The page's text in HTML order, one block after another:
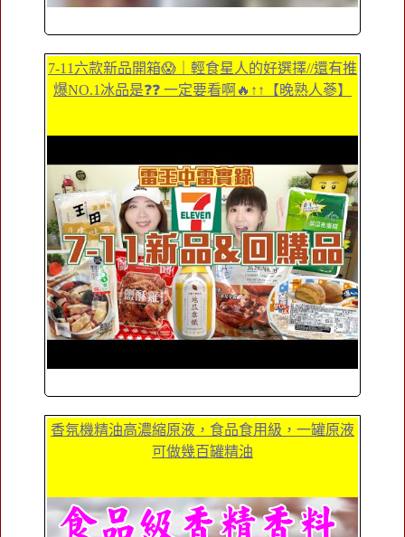
7-11六款新品開箱😱｜輕食星人的好選擇//還有推
爆NO.1冰品是❓❓ 一定要看啊🔥↑↑【晚熟人蔘】
香氛機精油高濃縮原液，食品食用級，一罐原液
可做幾百罐精油